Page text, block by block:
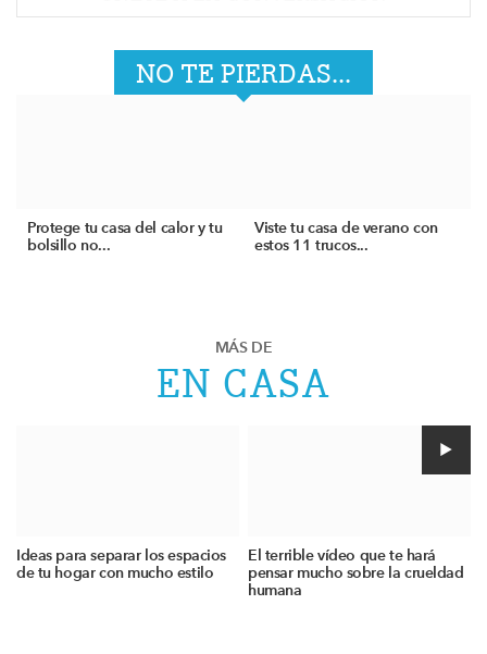
NO TE PIERDAS...
Protege tu casa del calor y tu
bolsillo no...
Viste tu casa de verano con
estos 11 trucos...
MÁS DE
EN CASA
Ideas para separar los espacios
de tu hogar con mucho estilo
El terrible vídeo que te hará
pensar mucho sobre la crueldad
humana